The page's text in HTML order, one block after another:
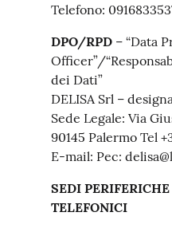
Telefono:
DPO/RPD – “Data
Officer”/
dei Dati”
DELISA Srl –
Sede Legale: Via
90145 Palermo Tel
E-mail: Pec:
SEDI
TELEFONICI